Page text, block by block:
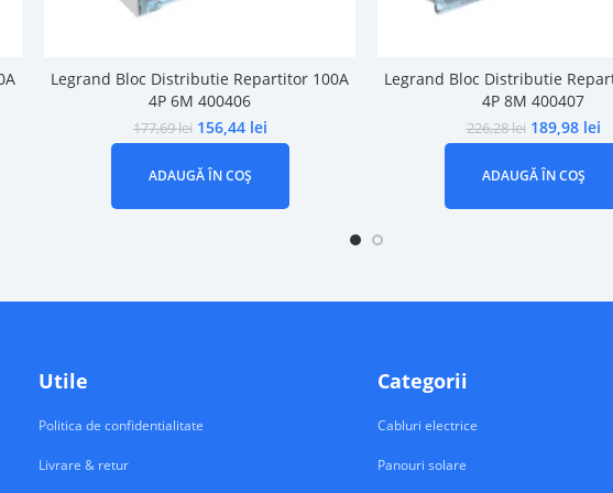
Legrand Bloc Distributie Repartitor 100A
4P 6M 400406
177,69lei 156,44 lei
ADAUGĂ ÎN COȘ
Legrand Bloc Distributie
4P 8M 400407
226,28lei 189,98 lei
ADAUGĂ ÎN COȘ
Utile
Politica de confidentialitate
Livrare & retur
Categorii
Cabluri electrice
Panouri solare